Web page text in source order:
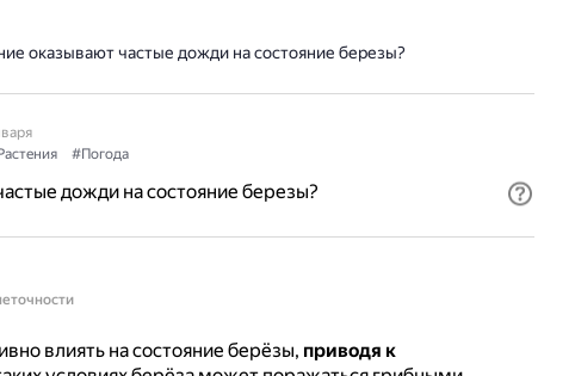
оказывают частые дожди на состояние березы?
#Погода
дожди на состояние березы?
влиять на состояние берёзы, приводя к